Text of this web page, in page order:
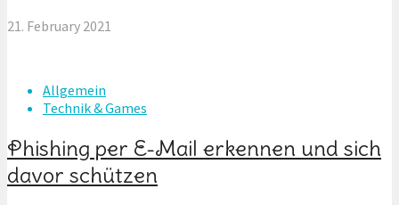
21. February 2021
Allgemein
Technik & Games
Phishing per E-Mail erkennen und sich
davor schützen